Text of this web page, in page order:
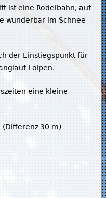
ist eine Rodelbahn, auf
wunderbar im Schnee
der Einstiegspunkt für
Loipen.
eine kleine
(Differenz 30 m)